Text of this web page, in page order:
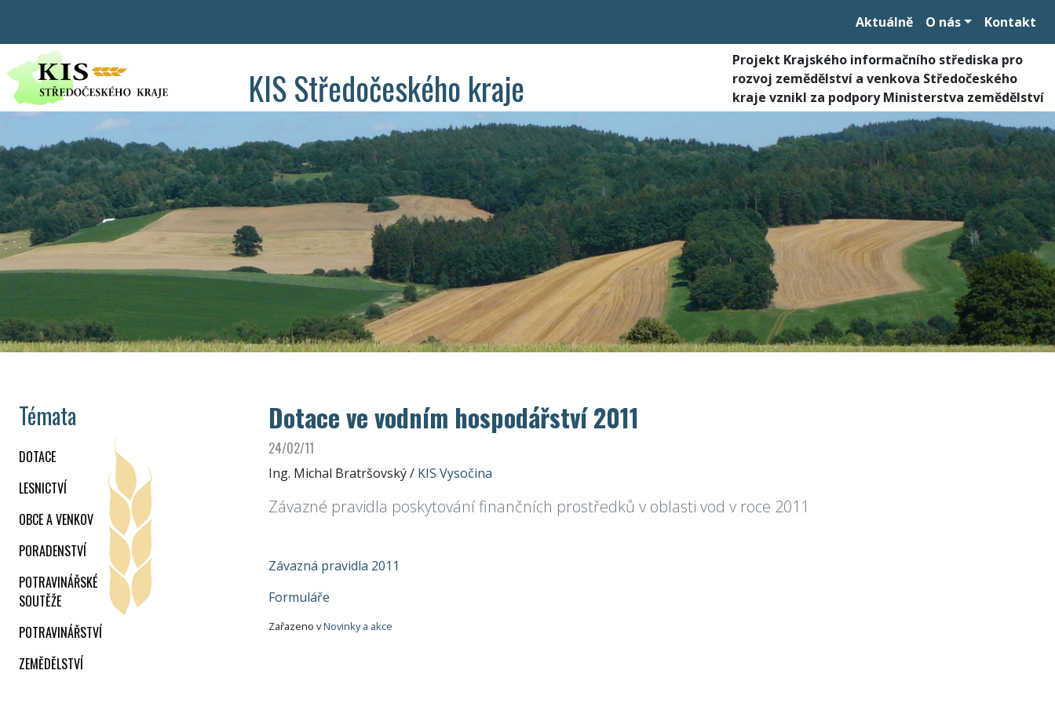
Aktuálně O nás Kontakt
KIS Středočeského kraje
Projekt Krajského informačního střediska pro
rozvoj zemědělství a venkova Středočeského
kraje vznikl za podpory Ministerstva zemědělství
Témata
DOTACE
LESNICTVÍ
OBCE A VENKOV
PORADENSTVÍ
POTRAVINÁŘSKÉ
SOUTĚŽE
POTRAVINÁŘSTVÍ
ZEMĚDĚLSTVÍ
Dotace ve vodním hospodářství 2011
24/02/11
Ing. Michal Bratršovský/ KIS Vysočina
Závazné pravidla poskytování finančních prostředků v oblasti vod v roce 2011
Závazná pravidla 2011
Formuláře
Zařazeno vNovinky a akce